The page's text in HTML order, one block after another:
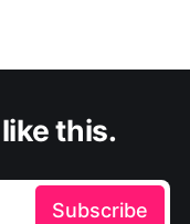
this.
Subscribe